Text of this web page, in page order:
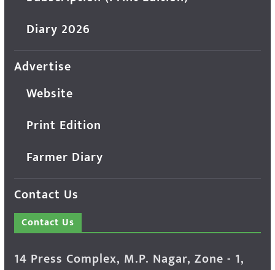
Diary 2026
Advertise
Website
Print Edition
Farmer Diary
Contact Us
Contact Us
14 Press Complex, M.P. Nagar, Zone - 1,